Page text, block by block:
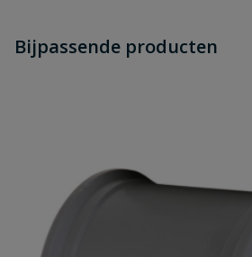
dit product?
Schrijf zelf een
Bijpassende producten